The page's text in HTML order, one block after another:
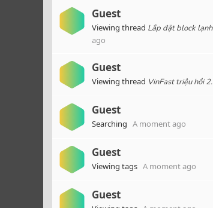
Guest
Viewing thread Lắp đặt block
ago
Guest
Viewing thread VinFast triệu hồi
Guest
Searching A moment ago
Guest
Viewing tags A moment ago
Guest